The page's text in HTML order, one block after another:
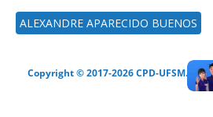
ALEXANDRE APARECIDO BUENOS
Copyright © 2017-2026 CPD-UFSM.